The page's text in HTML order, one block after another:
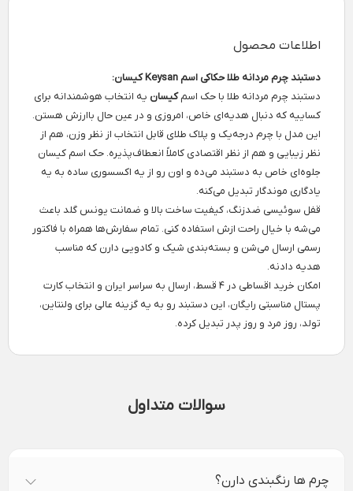
اطلاعات محصول
دستبند چرم مردانه طلا حکاکی اسم Keysan کیسان:
دستبند چرم مردانه طلا با حک اسمکیسان یه انتخاب هوشمندانه برای
کساییه که دنبال هدیه‌ای خاص، امروزی و در عین حال باارزش هستن.
این مدل با چرم درجه‌یک و پلاک طلای قابل انتخاب از نظر وزن، هم از
نظر زیبایی و هم از نظر اقتصادی کاملاً انعطاف‌پذیره. حک اسم کیسان
جلوه‌ای خاص به دستبند می‌ده و اون رو از یه اکسسوری ساده به یه
یادگاری موندگار تبدیل می‌کنه.
قفل سوئیسی ضدزنگ، کیفیت ساخت بالا و ضمانت یونس گلد باعث
می‌شه با خیال راحت ازش استفاده کنی. تمام سفارش‌ها همراه با فاکتور
رسمی ارسال می‌شن و بسته‌بندی شیک و کادویی دارن که مناسب
هدیه دادنه.
امکان خرید اقساطی در ۴ قسط، ارسال به سراسر ایران و انتخاب کارت
پستال مناسبتی رایگان، این دستبند رو به یه گزینه عالی برای ولنتاین،
تولد، روز مرد و روز پدر تبدیل کرده.
سوالات متداول
چرم ها رنگبندی دارن؟